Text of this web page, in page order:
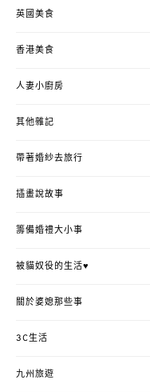
英國美食
香港美食
人妻小廚房
其他雜記
帶著婚紗去旅行
插畫說故事
籌備婚禮大小事
被貓奴役的生活♥
關於婆媳那些事
3C生活
九州旅遊